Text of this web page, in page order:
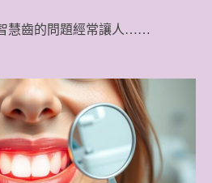
慧齒的問題經常讓人……